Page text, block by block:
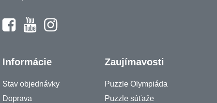
Informácie
Stav objednávky
Doprava
Zaujímavosti
Puzzle Olympiáda
Puzzle súťaže